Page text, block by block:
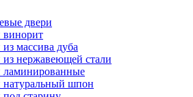
двери
винорит
массива дуба
из нержавеющей стали
ламинированные
натуральный шпон